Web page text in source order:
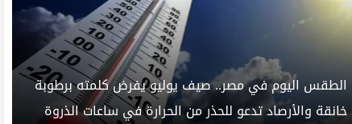
الطقس اليوم في مصر.. صيف يوليو يفرض كلمته برطوبة
خانقة والأرصاد تدعو للحذر من الحرارة في ساعات الذروة